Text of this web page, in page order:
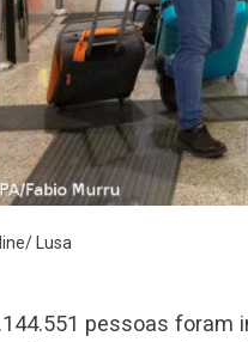
Lusa
pessoas foram